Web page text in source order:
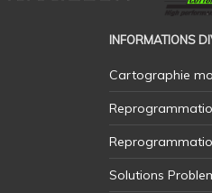
INFORMATIONS
Cartographie
Solutions